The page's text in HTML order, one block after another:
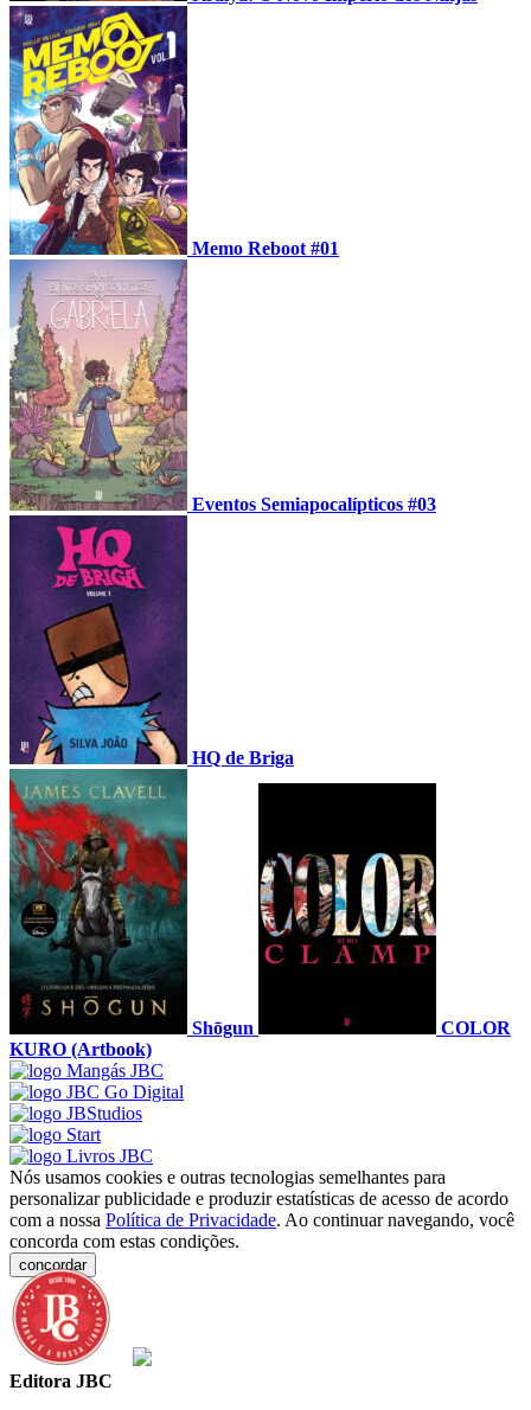
Memo Reboot #01
Eventos Semiapocalípticos #03
HQ de Briga
Shōgun
COLOR
KURO (Artbook)
Nós usamos cookies e outras tecnologias semelhantes para
personalizar publicidade e produzir estatísticas de acesso de acordo
com a nossa Política de Privacidade. Ao continuar navegando, você
concorda com estas condições.
concordar
Editora JBC